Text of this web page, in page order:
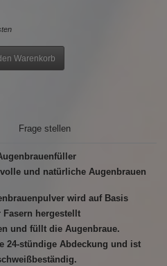
Warenkorb
Frage stellen
und natürliche Augenbrauen
wird auf Basis
Fasern hergestellt
und füllt die Augenbraue.
24-stündige Abdeckung und ist